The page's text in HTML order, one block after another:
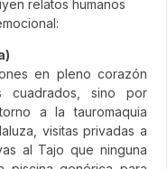
relatos humanos
en pleno corazón
cuadrados, sino por
a la tauromaquia
visitas privadas a
al Tajo que ninguna